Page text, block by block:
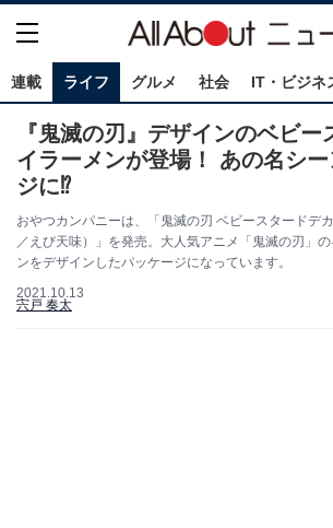
連載 ライフ グルメ 社会 IT・ビジネ
『鬼滅の刃』デザインのベビー
イラーメンが登場！ あの名シ
ジに⁉
おやつカンパニーは、「鬼滅の刃 ベビースタードデ
／えび天味）」を発売。大人気アニメ「鬼滅の刃」
ンをデザインしたパッケージになっています。
2021.10.13
宍戸 奏太